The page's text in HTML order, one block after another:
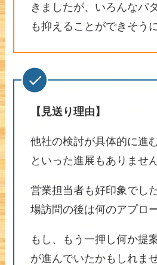
きましたが、いろんなパ
も抑えることができそう
【見送り理由】
他社の検討が具体的に進
といった進展もありませ
営業担当者も好印象でし
場訪問の後は何のアプロ
もし、もう一押し何か提
が進んでいたかもしれませ